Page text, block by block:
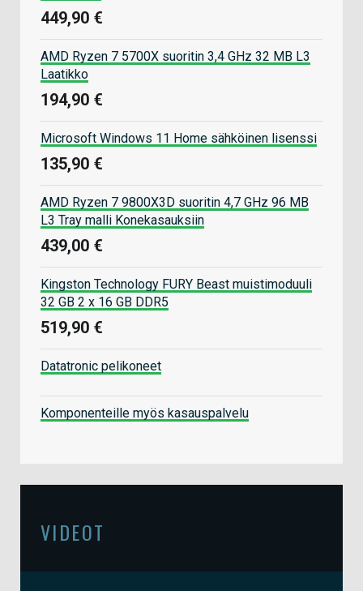
449,90 €
AMD Ryzen 7 5700X suoritin 3,4 GHz 32 MB L3
Laatikko
194,90 €
Microsoft Windows 11 Home sähköinen lisenssi
135,90 €
AMD Ryzen 7 9800X3D suoritin 4,7 GHz 96 MB
L3 Tray malli Konekasauksiin
439,00 €
Kingston Technology FURY Beast muistimoduuli
32 GB 2 x 16 GB DDR5
519,90 €
Datatronic pelikoneet
Komponenteille myös kasauspalvelu
VIDEOT